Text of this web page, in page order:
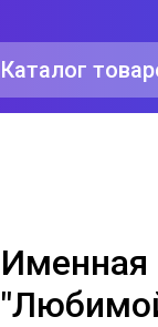
Каталог
Именная